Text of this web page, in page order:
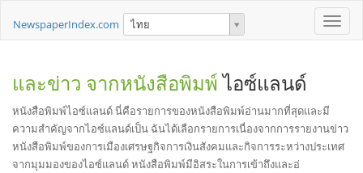
Toggle
NewspaperIndex.com ไทย
และข่าว จากหนังสือพิมพ์ไอซ์แลนด์
หนังสือพิมพ์ไอซ์แลนด์ นี่คือรายการของหนังสือพิมพ์อ่านมากที่สุดและมี
ความสำคัญจากไอซ์แลนด์เป็น ฉันได้เลือกรายการเนื่องจากการรายงานข่าว
หนังสือพิมพ์ของการเมืองเศรษฐกิจการเงินสังคมและกิจการระหว่างประเทศ
จากมุมมองของไอซ์แลนด์ หนังสือพิมพ์มีอิสระในการเข้าถึงและอ่